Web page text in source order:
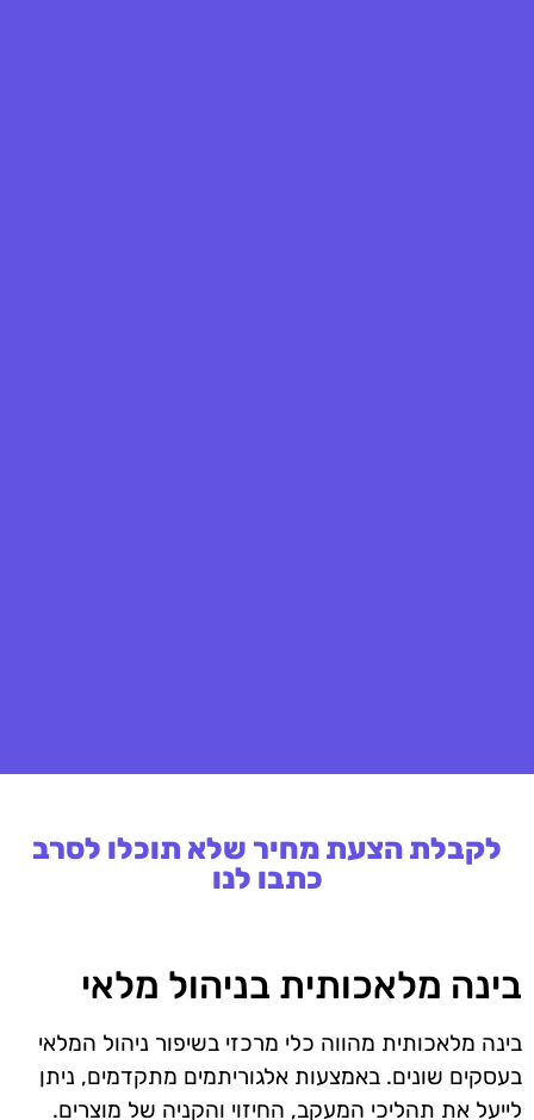
לקבלת הצעת מחיר שלא תוכלו לסרב
כתבו לנו
בינה מלאכותית בניהול מלאי
בינה מלאכותית מהווה כלי מרכזי בשיפור ניהול המלאי
בעסקים שונים. באמצעות אלגוריתמים מתקדמים, ניתן
לייעל את תהליכי המעקב, החיזוי והקניה של מוצרים.